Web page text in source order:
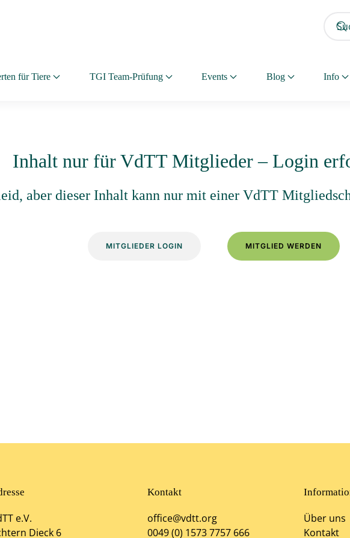
für Tiere TGI Team-Prüfung Events Blog Info
Inhalt nur für VdTT Mitglieder – Login
aber dieser Inhalt kann nur mit einer VdTT
MITGLIEDER LOGIN MITGLIED WERDEN
e.V.
Dieck 6
Über uns
Kontakt
Kontakt
office@vdtt.org
0049 (0) 1573 7757 666